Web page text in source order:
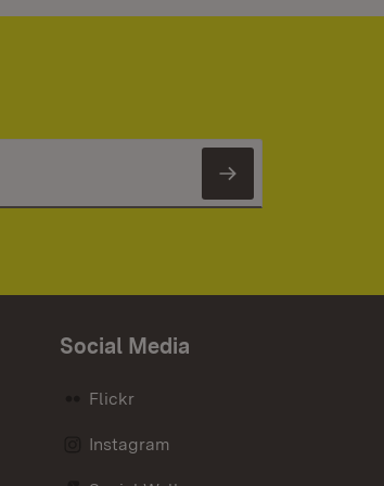
Newsletter
Social Media
Flickr
Instagram